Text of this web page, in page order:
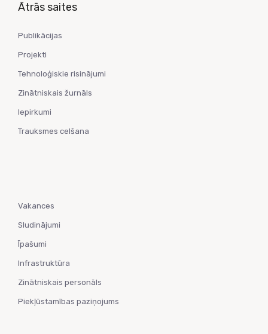
Ātrās saites
Publikācijas
Projekti
Tehnoloģiskie risinājumi
Zinātniskais žurnāls
Iepirkumi
Trauksmes celšana
Vakances
Sludinājumi
Īpašumi
Infrastruktūra
Zinātniskais personāls
Piekļūstamības paziņojums